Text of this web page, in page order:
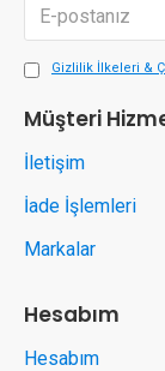
Gizlilik İlkeleri &
Müşteri
İletişim
İade İşlemleri
Markalar
Hesabım
Hesabım